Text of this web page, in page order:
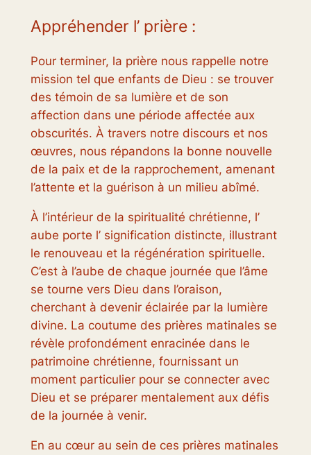
Appréhender l’ prière :
Pour terminer, la prière nous rappelle notre
mission tel que enfants de Dieu : se trouver
des témoin de sa lumière et de son
affection dans une période affectée aux
obscurités. À travers notre discours et nos
œuvres, nous répandons la bonne nouvelle
de la paix et de la rapprochement, amenant
l’attente et la guérison à un milieu abîmé.
À l’intérieur de la spiritualité chrétienne, l’
aube porte l’ signification distincte, illustrant
le renouveau et la régénération spirituelle.
C’est à l’aube de chaque journée que l’âme
se tourne vers Dieu dans l’oraison,
cherchant à devenir éclairée par la lumière
divine. La coutume des prières matinales se
révèle profondément enracinée dans le
patrimoine chrétienne, fournissant un
moment particulier pour se connecter avec
Dieu et se préparer mentalement aux défis
de la journée à venir.
En au cœur au sein de ces prières matinales